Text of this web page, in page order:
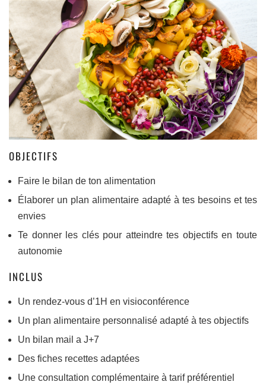
OBJECTIFS
Faire le bilan de ton alimentation
Élaborer un plan alimentaire adapté à tes besoins et tes
envies
Te donner les clés pour atteindre tes objectifs en toute
autonomie
INCLUS
Un rendez-vous d’1H en visioconférence
Un plan alimentaire personnalisé adapté à tes objectifs
Un bilan mail a J+7
Des fiches recettes adaptées
Une consultation complémentaire à tarif préférentiel